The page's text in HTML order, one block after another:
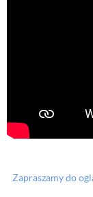
Zapraszamy do